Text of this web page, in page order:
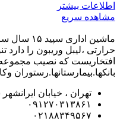
اطلاعات بیشتر
مشاهده سریع
ماشین
حرارتی ،لیبل وریبون را دارد
افتخاریست که نصیب
بانکها.بیمارستانها.رستوران
تهران ، خیابان
۰۹۱۲۷۰۳۱۳۸۶۱
۰۲۱۸۸۳۴۹۵۶۷